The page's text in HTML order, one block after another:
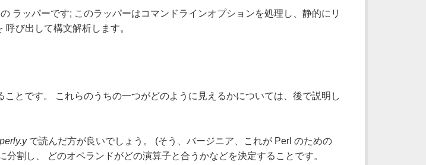
の ラッパーです; このラッパーはコマンドラインオプションを処理し、静的にリ
呼び出して構文解析します。
とです。 これらのうちの一つがどのように見えるかについては、後で説明し
perly.yで読んだ方が良いでしょう。 (そう、バージニア、これが Perl のための
割し、 どのオペランドがどの演算子と合うかなどを決定することです。